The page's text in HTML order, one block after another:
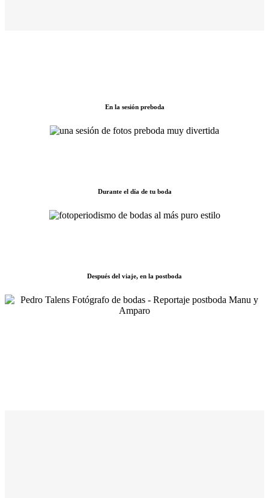
En la sesión preboda
Durante el día de tu boda
Después del viaje, en la postboda